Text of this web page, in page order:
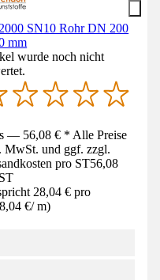
SN10 Rohr DN 200
mm
wurde noch nicht
— 56,08 € * Alle Preise
MwSt. und ggf. zzgl.
pro ST56,08
ST
28,04 € pro
€/ m)